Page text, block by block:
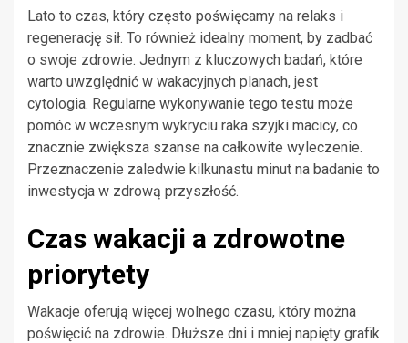
Lato to czas, który często poświęcamy na relaks i
regenerację sił. To również idealny moment, by zadbać
o swoje zdrowie. Jednym z kluczowych badań, które
warto uwzględnić w wakacyjnych planach, jest
cytologia. Regularne wykonywanie tego testu może
pomóc w wczesnym wykryciu raka szyjki macicy, co
znacznie zwiększa szanse na całkowite wyleczenie.
Przeznaczenie zaledwie kilkunastu minut na badanie to
inwestycja w zdrową przyszłość.
Czas wakacji a zdrowotne
priorytety
Wakacje oferują więcej wolnego czasu, który można
poświęcić na zdrowie. Dłuższe dni i mniej napięty grafik